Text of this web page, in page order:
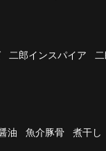
二郎インスパイア
油 魚介豚骨 煮干し